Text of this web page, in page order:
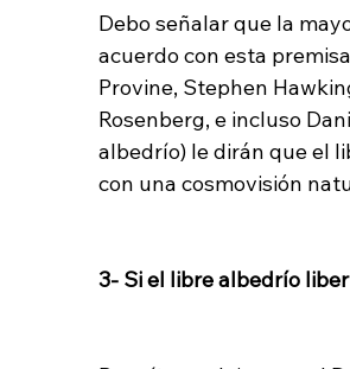
Debo señalar que la
acuerdo con esta
Provine, Stephen
Rosenberg, e incluso
albedrío) le dirán que el
con una cosmovisión
3- Si el libre albedrío